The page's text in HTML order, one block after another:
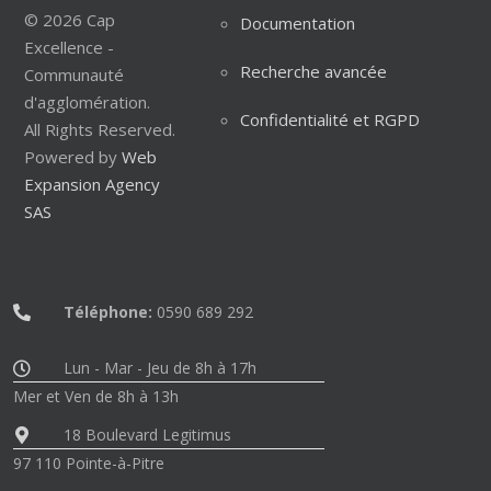
© 2026 Cap
Excellence -
Communauté
d'agglomération.
All Rights Reserved.
Powered by Web
Expansion Agency
SAS
Documentation
Recherche avancée
Confidentialité et RGPD
Téléphone: 0590 689 292
Lun - Mar - Jeu de 8h à 17h
Mer et Ven de 8h à 13h
18 Boulevard Legitimus
97 110 Pointe-à-Pitre